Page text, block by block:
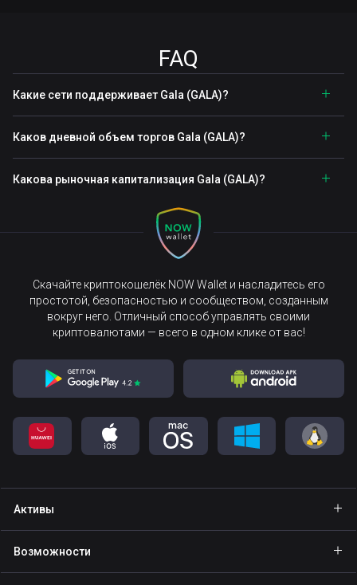
FAQ
Какие сети поддерживает Gala (GALA)?
Каков дневной объем торгов Gala (GALA)?
Какова рыночная капитализация Gala (GALA)?
Скачайте криптокошелёк NOW Wallet и насладитесь его
простотой, безопасностью и сообществом, созданным
вокруг него. Отличный способ управлять своими
криптовалютами — всего в одном клике от вас!
Активы
Возможности